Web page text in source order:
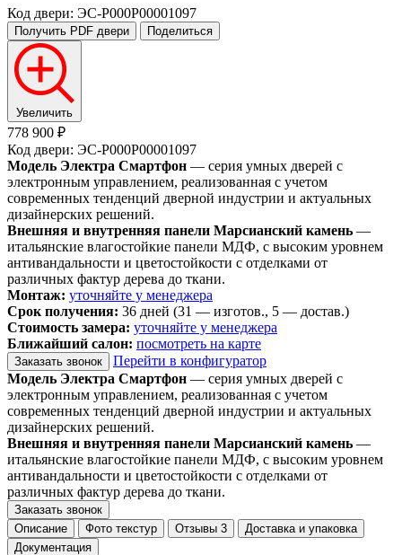
Код двери: ЭС-P000P00001097
Получить PDF двери Поделиться
Увеличить
778 900 ₽
Код двери: ЭС-P000P00001097
Модель Электра Смартфон — серия умных дверей с
электронным управлением, реализованная с учетом
современных тенденций дверной индустрии и актуальных
дизайнерских решений.
Внешняя и внутренняя панели Марсианский камень —
итальянские влагостойкие панели МДФ, с высоким уровнем
антивандальности и цветостойкости с отделками от
различных фактур дерева до ткани.
Монтаж: уточняйте у менеджера
Срок получения: 36 дней (31 — изготов., 5 — достав.)
Стоимость замера: уточняйте у менеджера
Ближайший салон: посмотреть на карте
Заказать звонок
Перейти в конфигуратор
Модель Электра Смартфон — серия умных дверей с
электронным управлением, реализованная с учетом
современных тенденций дверной индустрии и актуальных
дизайнерских решений.
Внешняя и внутренняя панели Марсианский камень —
итальянские влагостойкие панели МДФ, с высоким уровнем
антивандальности и цветостойкости с отделками от
различных фактур дерева до ткани.
Заказать звонок
Описание
Фото текстур Отзывы 3
Доставка и упаковка
Документация